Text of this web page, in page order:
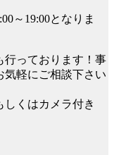
～19:00となりま
っております！事
気軽にご相談下さい
くはカメラ付き